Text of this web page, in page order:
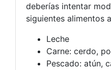
deberías intentar
siguientes alimentos
Leche
Carne: cerdo,
Pescado: atún,